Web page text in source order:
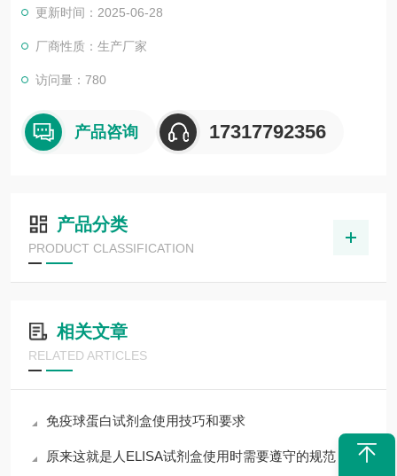
更新时间：2025-06-28
厂商性质：生产厂家
访问量：780
产品咨询 17317792356
产品分类
PRODUCT CLASSIFICATION
相关文章
RELATED ARTICLES
免疫球蛋白试剂盒使用技巧和要求
原来这就是人ELISA试剂盒使用时需要遵守的规范